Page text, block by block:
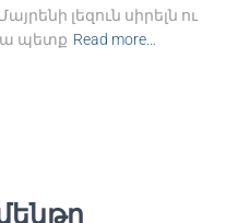
լեզուն սիրելն ու
պետք Read more…